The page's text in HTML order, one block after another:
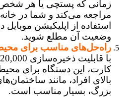
زمانی که پستچی یا هر
مراجعه می‌کند و شما در خانه
استفاده از اپلیکیشن موبایل
وضعیت آن مطلع شوید.
راه‌حل‌های مناسب برای
کارت، این دستگاه برای
بالای افراد، مانند
بزرگ، بسیار مناسب است.